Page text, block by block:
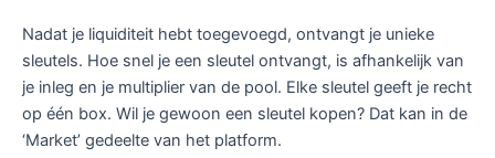
Nadat je liquiditeit hebt toegevoegd, ontvangt je unieke
sleutels. Hoe snel je een sleutel ontvangt, is afhankelijk van
je inleg en je multiplier van de pool. Elke sleutel geeft je recht
op één box. Wil je gewoon een sleutel kopen? Dat kan in de
‘Market’ gedeelte van het platform.